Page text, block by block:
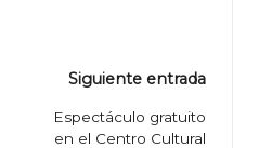
Siguiente entrada
Espectáculo gratuito
en el Centro Cultural